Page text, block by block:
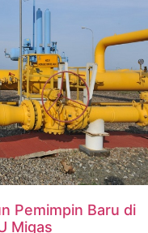
Pemimpin Baru di
Migas